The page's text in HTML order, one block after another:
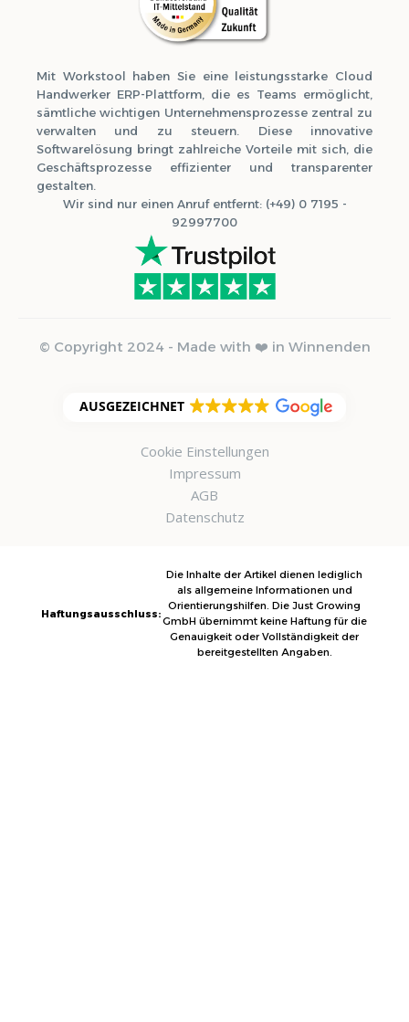
Mit Workstool haben Sie eine leistungsstarke Cloud
Handwerker ERP-Plattform, die es Teams ermöglicht,
sämtliche wichtigen Unternehmensprozesse zentral zu
verwalten und zu steuern. Diese innovative
Softwarelösung bringt zahlreiche Vorteile mit sich, die
Geschäftsprozesse effizienter und transparenter
gestalten.
Wir sind nur einen Anruf entfernt: (+49) 0 7195 -
92997700
© Copyright 2024 - Made with ❤️ in Winnenden
AUSGEZEICHNET
Cookie Einstellungen
Impressum
AGB
Datenschutz
Haftungsausschluss:
Die Inhalte der Artikel dienen lediglich
als allgemeine Informationen und
Orientierungshilfen. Die Just Growing
GmbH übernimmt keine Haftung für die
Genauigkeit oder Vollständigkeit der
bereitgestellten Angaben.